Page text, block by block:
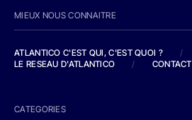
MIEUX NOUS CONNAITRE
ATLANTICO C'EST QUI, C'EST QUOI ?
/
LE RESEAU D'ATLANTICO
/ CONTACT
CATEGORIES